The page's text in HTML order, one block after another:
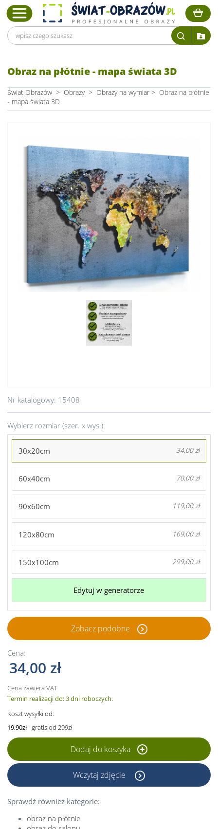
Obraz na płótnie - mapa świata 3D
Świat Obrazów > Obrazy > Obrazy na wymiar > Obraz na płótnie
- mapa świata 3D
Nr katalogowy: 15408
Wybierz rozmiar (szer. x wys.):
30x20cm 34,00 zł
60x40cm 70,00 zł
90x60cm 119,00 zł
120x80cm 169,00 zł
150x100cm 299,00 zł
Edytuj w generatorze
Zobacz podobne
Cena:
34,00 zł
Cena zawiera VAT
Termin realizacji do: 3 dni roboczych.
Koszt wysyłki od:
19,90zł- gratis od 299zł
Dodaj do koszyka
Wczytaj zdjęcie
Sprawdź również kategorie:
obraz na płótnie